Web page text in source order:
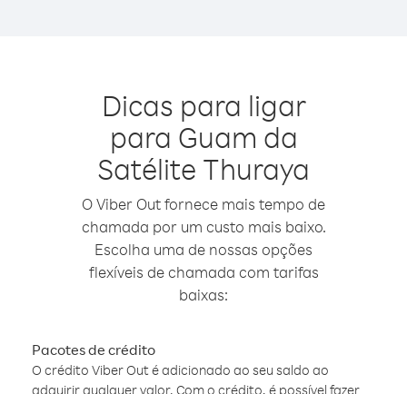
Dicas para ligar
para Guam da
Satélite Thuraya
O Viber Out fornece mais tempo de
chamada por um custo mais baixo.
Escolha uma de nossas opções
flexíveis de chamada com tarifas
baixas:
Pacotes de crédito
O crédito Viber Out é adicionado ao seu saldo ao
adquirir qualquer valor. Com o crédito, é possível fazer